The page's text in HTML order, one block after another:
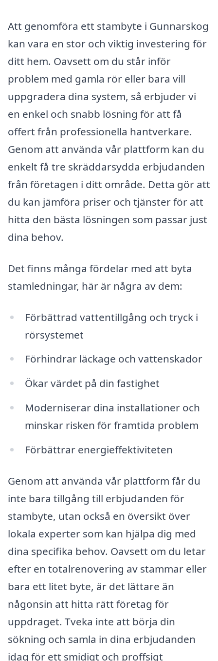
Att genomföra ett stambyte i Gunnarskog
kan vara en stor och viktig investering för
ditt hem. Oavsett om du står inför
problem med gamla rör eller bara vill
uppgradera dina system, så erbjuder vi
en enkel och snabb lösning för att få
offert från professionella hantverkare.
Genom att använda vår plattform kan du
enkelt få tre skräddarsydda erbjudanden
från företagen i ditt område. Detta gör att
du kan jämföra priser och tjänster för att
hitta den bästa lösningen som passar just
dina behov.
Det finns många fördelar med att byta
stamledningar, här är några av dem:
Förbättrad vattentillgång och tryck i
rörsystemet
Förhindrar läckage och vattenskador
Ökar värdet på din fastighet
Moderniserar dina installationer och
minskar risken för framtida problem
Förbättrar energieffektiviteten
Genom att använda vår plattform får du
inte bara tillgång till erbjudanden för
stambyte, utan också en översikt över
lokala experter som kan hjälpa dig med
dina specifika behov. Oavsett om du letar
efter en totalrenovering av stammar eller
bara ett litet byte, är det lättare än
någonsin att hitta rätt företag för
uppdraget. Tveka inte att börja din
sökning och samla in dina erbjudanden
idag för ett smidigt och proffsigt